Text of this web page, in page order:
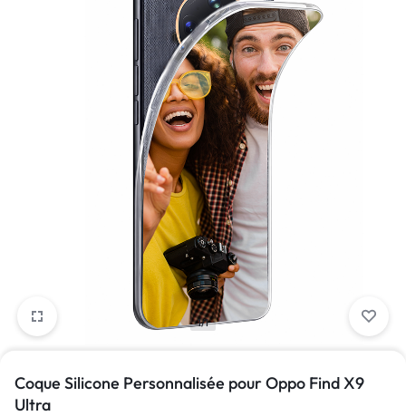
1/1
Coque Silicone Personnalisée pour Oppo Find X9
Ultra